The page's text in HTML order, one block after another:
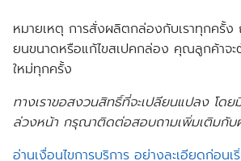
หมายเหตุ การสั่งผลิตกล่องกับเราทุกครั้
ยนขนาดหรือแก้ไขสเปคกล่อง คุณลูกค้าจะ
ใหม่ทุกครั้ง
ทางเราขอสงวนสิทธิ์ที่จะเปลียนแปลง โด
ล่วงหน้า กรุณาติดต่อสอบถามเพิ่มเติมกับ
อ่านเงื่อนไขการบริการ อย่างละเอียดก่อนเ